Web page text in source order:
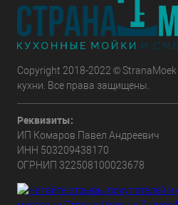
Copyright 2018-2022 ©
кухни. Все права защищены.
Реквизиты:
ИП Комаров Павел Андреевич
ИНН 503209438170
ОГРНИП 322508100023678